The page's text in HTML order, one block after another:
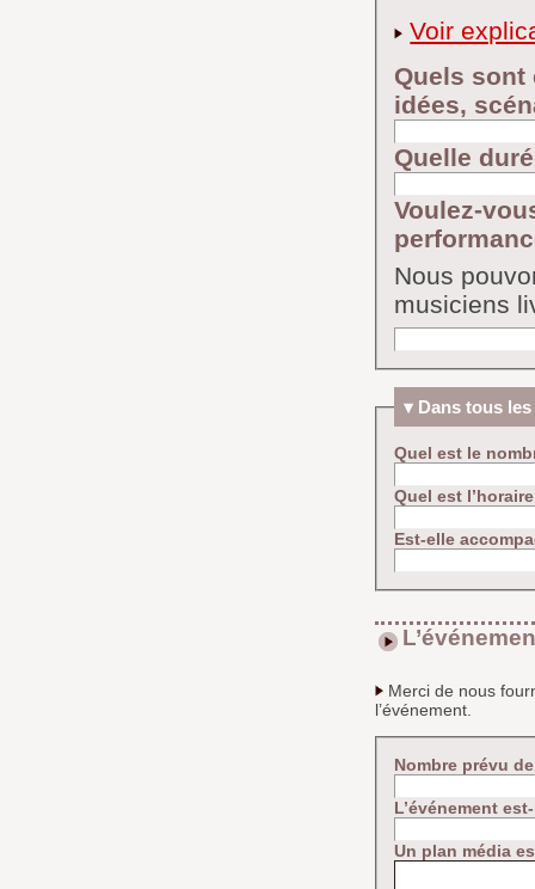
Voir
Quels sont
idées,
Quelle
Voulez-
Nous
musiciens
Dans tous les
Quel est le
Quel est
Est-elle
Merci de nous
l’événement.
Nombre prévu
L’événement
Un plan média